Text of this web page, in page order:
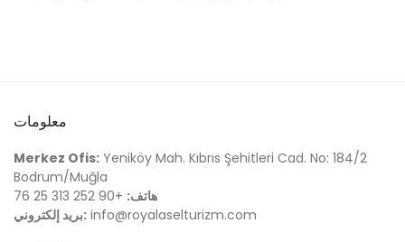
معلومات
Merkez Ofis: Yeniköy Mah. Kıbrıs Şehitleri Cad. No: 184/2
Bodrum/Muğla
هاتف: +90 252 313 25 76
بريد إلكتروني: info@royalaselturizm.com